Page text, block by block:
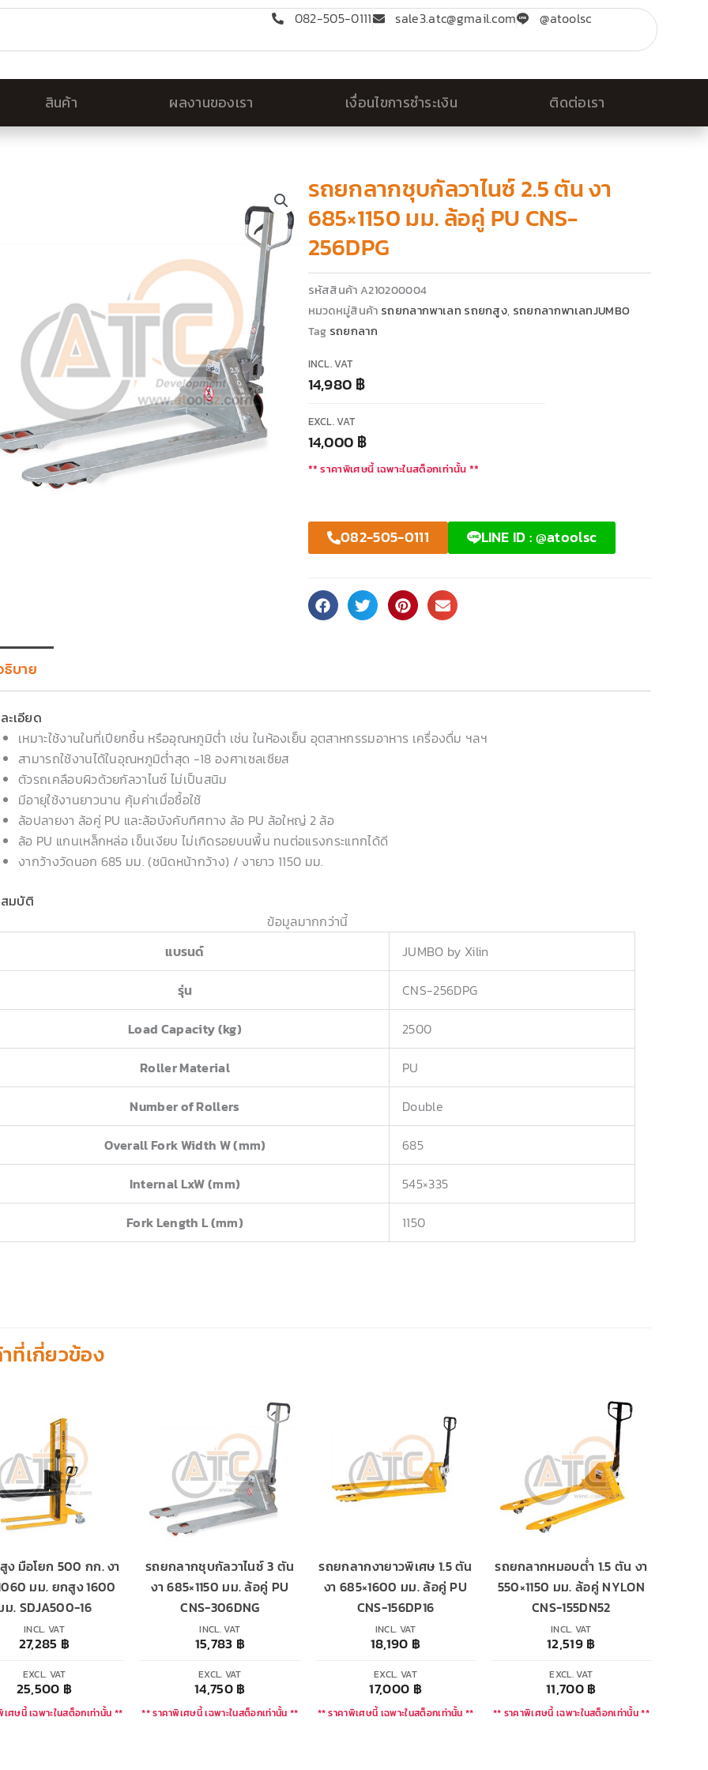
082-505-0111 sale3.atc@gmail.com @atoolsc
สินค้า ผลงานของเรา เงื่อนไขการชำระเงิน ติดต่อเรา
รถยกลากชุบกัลวาไนซ์ 2.5 ตัน งา
685×1150 มม. ล้อคู่ PU CNS-
256DPG
รหัสสินค้าA210200004
หมวดหมู่สินค้า รถยกลากพาเลท รถยกสูง, รถยกลากพาเลทJUMBO
Tag รถยกลาก
INCL. VAT
14,980 ฿
EXCL. VAT
14,000 ฿
** ราคาพิเศษนี้ เฉพาะในสต็อกเท่านั้น **
082-505-0111 LINE ID : @atoolsc
ธิบาย
ะเอียด
เหมาะใช้งานในที่เปียกชื้น หรืออุณหภูมิต่ำ เช่น ในห้องเย็น อุตสาหกรรมอาหาร เครื่องดื่ม ฯลฯ
สามารถใช้งานได้ในอุณหภูมิต่ำสุด -18 องศาเซลเซียส
ตัวรถเคลือบผิวด้วยกัลวาไนซ์ ไม่เป็นสนิม
มีอายุใช้งานยาวนาน คุ้มค่าเมื่อซื้อใช้
ล้อปลายงา ล้อคู่ PU และล้อบังคับทิศทาง ล้อ PU ล้อใหญ่ 2 ล้อ
ล้อ PU แกนเหล็กหล่อ เข็นเงียบ ไม่เกิดรอยบนพื้น ทนต่อแรงกระแทกได้ดี
งากว้างวัดนอก 685 มม. (ชนิดหน้ากว้าง) / งายาว 1150 มม.
มบัติ
ข้อมูลมากกว่านี้
แบรนด์
JUMBO by Xilin
รุ่น CNS-256DPG
Load Capacity (kg) 2500
Roller Material PU
Number of Rollers Double
Overall Fork Width W (mm) 685
Internal LxW (mm) 545×335
Fork Length L (mm) 1150
ที่เกี่ยวข้อง
ง มือโยก 500 กก. งา
มม. ยกสูง 1600
ม. SDJA500-16
INCL. VAT
27,285 ฿
EXCL. VAT
25,500 ฿
ศษนี้ เฉพาะในสต็อกเท่านั้น **
รถยกลากชุบกัลวาไนซ์ 3 ตัน
งา 685×1150 มม. ล้อคู่ PU
CNS-306DNG
INCL. VAT
15,783 ฿
EXCL. VAT
14,750฿
** ราคาพิเศษนี้ เฉพาะในสต็อกเท่านั้น **
รถยกลากงายาวพิเศษ 1.5 ตัน
งา 685×1600 มม. ล้อคู่ PU
CNS-156DP16
INCL. VAT
18,190 ฿
EXCL. VAT
17,000 ฿
** ราคาพิเศษนี้ เฉพาะในสต็อกเท่านั้น **
รถยกลากหมอบตํ่า 1.5 ตัน งา
550×1150 มม. ล้อคู่ NYLON
CNS-155DN52
INCL. VAT
12,519฿
EXCL. VAT
11,700฿
** ราคาพิเศษนี้ เฉพาะในสต็อกเท่านั้น **